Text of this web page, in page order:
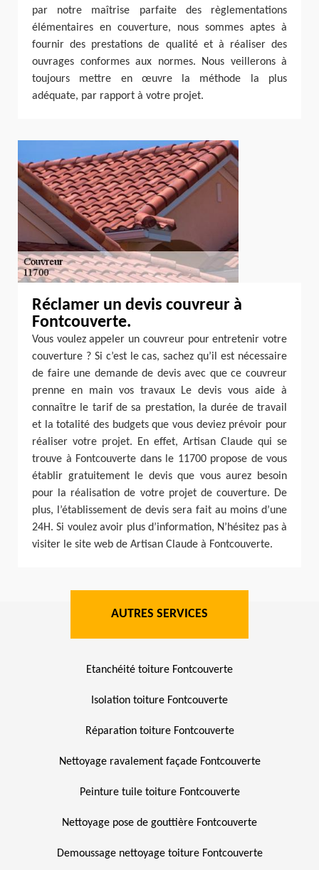
par notre maîtrise parfaite des règlementations
élémentaires en couverture, nous sommes aptes à
fournir des prestations de qualité et à réaliser des
ouvrages conformes aux normes. Nous veillerons à
toujours mettre en œuvre la méthode la plus
adéquate, par rapport à votre projet.
Réclamer un devis couvreur à
Fontcouverte.
Vous voulez appeler un couvreur pour entretenir votre
couverture ? Si c’est le cas, sachez qu’il est nécessaire
de faire une demande de devis avec que ce couvreur
prenne en main vos travaux Le devis vous aide à
connaître le tarif de sa prestation, la durée de travail
et la totalité des budgets que vous deviez prévoir pour
réaliser votre projet. En effet, Artisan Claude qui se
trouve à Fontcouverte dans le 11700 propose de vous
établir gratuitement le devis que vous aurez besoin
pour la réalisation de votre projet de couverture. De
plus, l’établissement de devis sera fait au moins d’une
24H. Si voulez avoir plus d’information, N’hésitez pas à
visiter le site web de Artisan Claude à Fontcouverte.
AUTRES SERVICES
Etanchéité toiture Fontcouverte
Isolation toiture Fontcouverte
Réparation toiture Fontcouverte
Nettoyage ravalement façade Fontcouverte
Peinture tuile toiture Fontcouverte
Nettoyage pose de gouttière Fontcouverte
Demoussage nettoyage toiture Fontcouverte